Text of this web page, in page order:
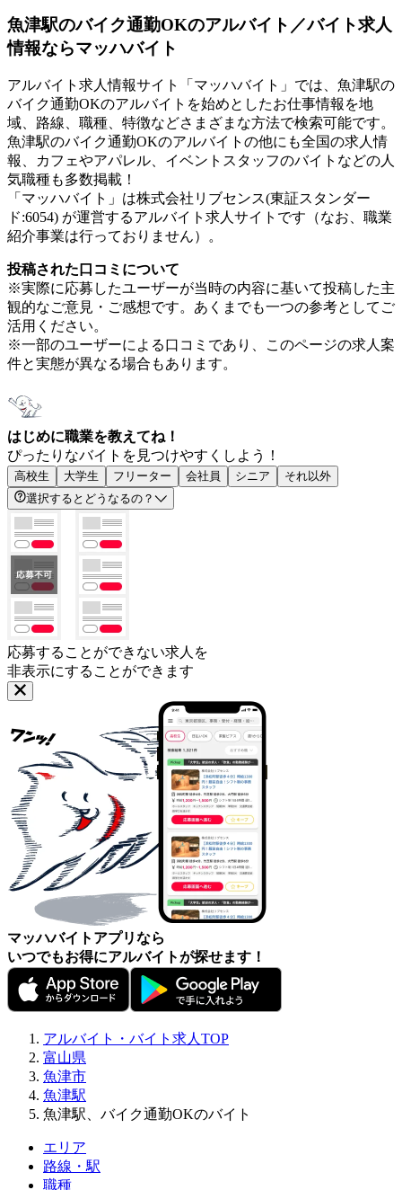
魚津駅のバイク通勤OKのアルバイト／バイト求人
情報ならマッハバイト
アルバイト求人情報サイト「マッハバイト」では、魚津駅の
バイク通勤OKのアルバイトを始めとしたお仕事情報を地
域、路線、職種、特徴などさまざまな方法で検索可能です。
魚津駅のバイク通勤OKのアルバイトの他にも全国の求人情
報、カフェやアパレル、イベントスタッフのバイトなどの人
気職種も多数掲載！
「マッハバイト」は株式会社リブセンス(東証スタンダー
ド:6054) が運営するアルバイト求人サイトです（なお、職業
紹介事業は行っておりません）。
投稿された口コミについて
※実際に応募したユーザーが当時の内容に基いて投稿した主
観的なご意見・ご感想です。あくまでも一つの参考としてご
活用ください。
※一部のユーザーによる口コミであり、このページの求人案
件と実態が異なる場合もあります。
はじめに職業を教えてね！
ぴったりなバイトを見つけやすくしよう！
高校生 大学生 フリーター 会社員 シニア
それ以外
選択するとどうなるの？
応募することができない求人を
非表示にすることができます
マッハバイトアプリなら
いつでもお得にアルバイトが探せます！
アルバイト・バイト求人TOP
富山県
魚津市
魚津駅
魚津駅、バイク通勤OKのバイト
エリア
路線・駅
職種